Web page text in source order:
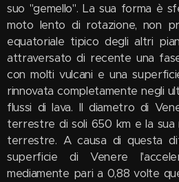
suo "gemello". La sua forma è
moto lento di rotazione, non
equatoriale tipico degli altri
attraversato di recente una
con molti vulcani e una
rinnovata completamente negli
flussi di lava. Il diametro di
terrestre di soli 650 km e la sua
terrestre. A causa di questa
superficie di Venere
mediamente pari a 0,88 volte